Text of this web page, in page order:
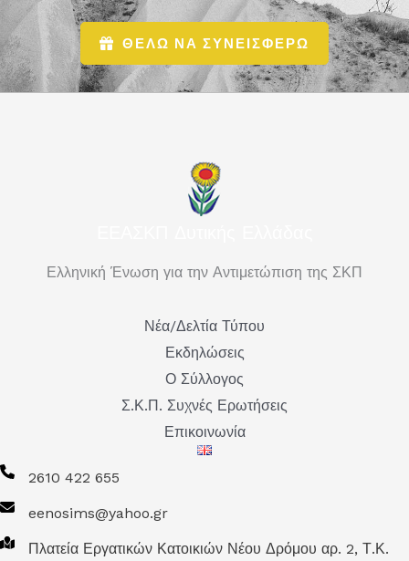
ΘΕΛΩ ΝΑ ΣΥΝΕΙΣΦΕΡΩ
Ελληνική Ένωση για την Αντιμετώπιση της ΣΚΠ
Νέα/Δελτία Τύπου
Εκδηλώσεις
Ο Σύλλογος
Σ.Κ.Π. Συχνές Ερωτήσεις
Επικοινωνία
2610 422 655
eenosims@yahoo.gr
Πλατεία Εργατικών Κατοικιών Νέου Δρόμου αρ. 2, Τ.Κ.